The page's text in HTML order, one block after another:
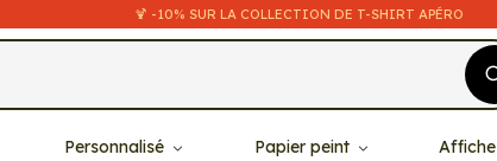
🍹 -10% SUR LA COLLECTION DE T-SHIRT APÉRO
Personnalisé Papier peint Affiche